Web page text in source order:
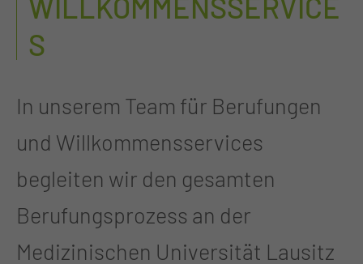
S
In unserem Team für Berufungen
und Willkommensservices
begleiten wir den gesamten
Berufungsprozess an der
Medizinischen Universität Lausitz